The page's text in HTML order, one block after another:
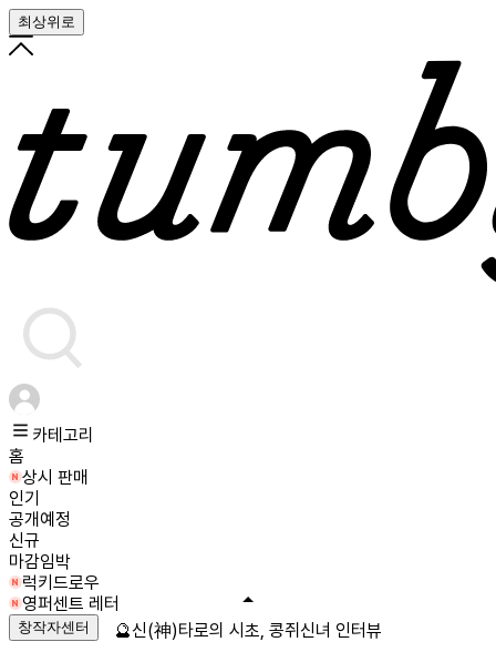
최상위로
카테고리
홈
상시 판매
인기
공개예정
신규
마감임박
럭키드로우
영퍼센트 레터
창작자센터 🔮신(神)타로의 시초, 콩쥐신녀 인터뷰